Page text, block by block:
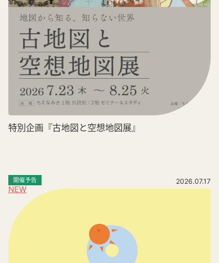
特別企画『古地図と空想地図展』
NEW
開催予告 2026.07.17